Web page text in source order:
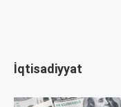
İqtisadiyyat